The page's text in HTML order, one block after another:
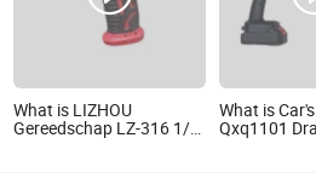
What is LIZHOU
Gereedschap LZ-316 1/2"
What is
Qxq1101